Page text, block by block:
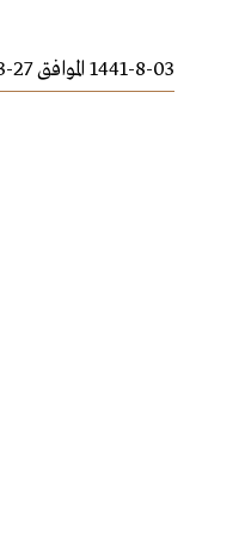
1441-8-03 الموافق 27-03-2020